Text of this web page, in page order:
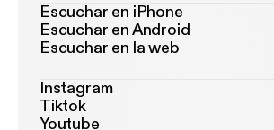
Escuchar en iPhone
Escuchar en Android
Escuchar en la web
Instagram
Tiktok
Youtube